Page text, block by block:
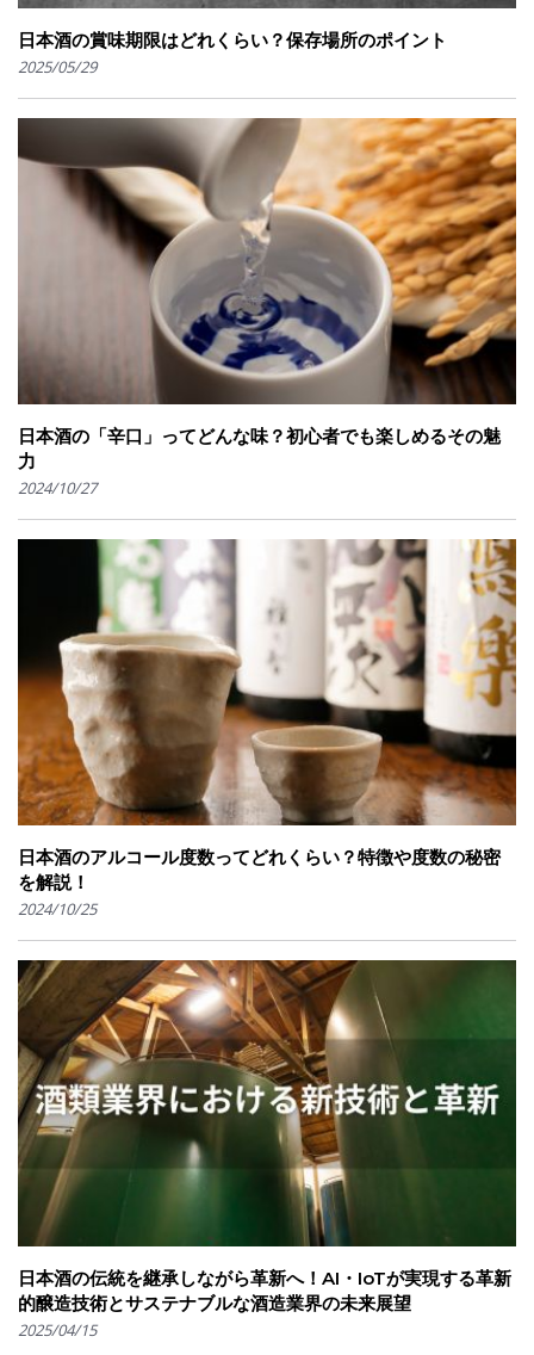
日本酒の賞味期限はどれくらい？保存場所のポイント
2025/05/29
日本酒の「辛口」ってどんな味？初心者でも楽しめるその魅
力
2024/10/27
日本酒のアルコール度数ってどれくらい？特徴や度数の秘密
を解説！
2024/10/25
日本酒の伝統を継承しながら革新へ！AI・IoTが実現する革新
的醸造技術とサステナブルな酒造業界の未来展望
2025/04/15